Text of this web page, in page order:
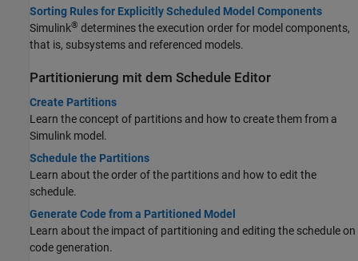
Sorting Rules for Explicitly Scheduled Model Components
Simulink® determines the execution order for model components,
that is, subsystems and referenced models.
Partitionierung mit dem Schedule Editor
Create Partitions
Learn the concept of partitions and how to create them from a
Simulink model.
Schedule the Partitions
Learn about the order of the partitions and how to edit the
schedule.
Generate Code from a Partitioned Model
Learn about the impact of partitioning and editing the schedule on
code generation.